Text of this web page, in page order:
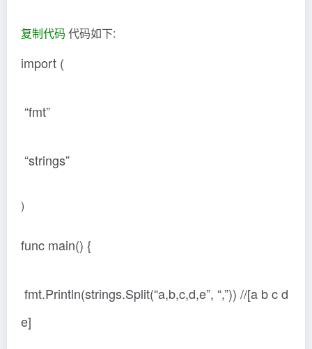
复制代码 代码如下:
import (
“fmt”
“strings”
)
func main() {
fmt.Println(strings.Split(“a,b,c,d,e”, “,”)) //[a b c d
e]